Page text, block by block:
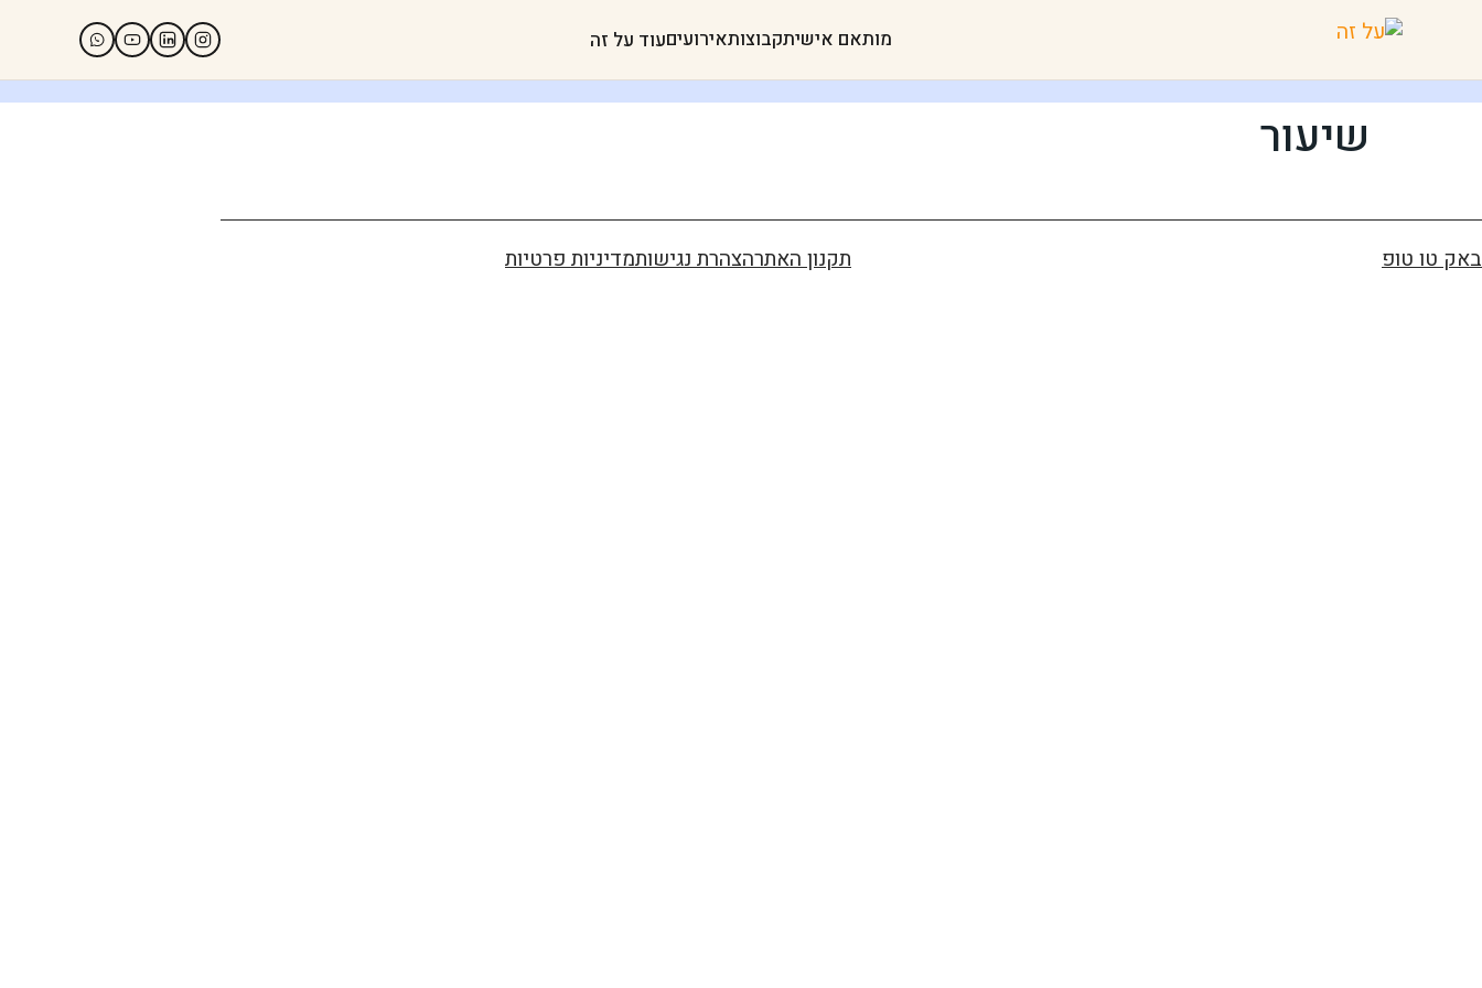
מותאם אישיתקבוצותאירועיםעוד על זה
שיעור
באק טו טופ תקנון האתרהצהרת נגישותמדיניות פרטיות